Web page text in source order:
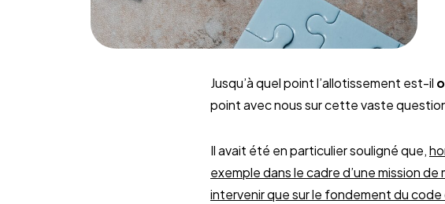
Jusqu’à quel point l’allotissement est-il
point avec nous sur cette vaste
Il avait été en particulier souligné que,
exemple dans le cadre d’une mission
intervenir que sur le fondement du code